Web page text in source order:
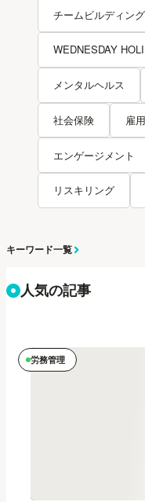
チームビルディング
WEDNESDAY
メンタルヘルス
社会保険 雇
エンゲージメント
リスキリング
キーワード一覧
人気の記事
労務管理